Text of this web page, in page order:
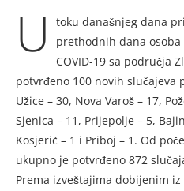
U
toku današnjeg dana
prethodnih dana
COVID-19 sa područja
potvrđeno 100 novih slučajeva
Užice – 30, Nova Varoš – 17,
Sjenica – 11, Prijepolje – 5,
Kosjerić – 1 i Priboj – 1. Od
ukupno je potvrđeno 872
Prema izveštajima dobijenim